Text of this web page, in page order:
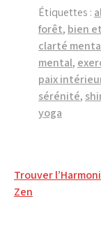
Étiquettes :
forêt, bien
clarté
mental,
paix
sérénité,
yoga
de
Trouver
Zen